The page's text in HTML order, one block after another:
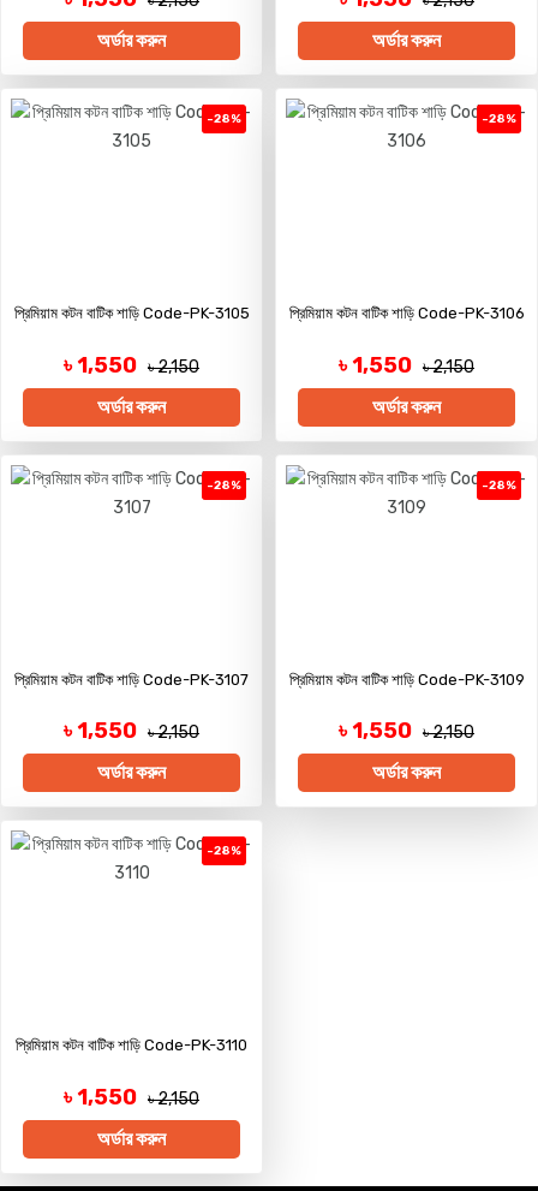
অর্ডার করুন অর্ডার করুন
-28%
প্রিমিয়াম কটন বাটিক শাড়ি Code-PK-3105
৳ 1,550 ৳ 2,150
অর্ডার করুন
-28%
প্রিমিয়াম কটন বাটিক শাড়ি Code-PK-3106
৳ 1,550 ৳ 2,150
অর্ডার করুন
-28%
প্রিমিয়াম কটন বাটিক শাড়ি Code-PK-3107
৳ 1,550 ৳ 2,150
অর্ডার করুন
-28%
প্রিমিয়াম কটন বাটিক শাড়ি Code-PK-3109
৳ 1,550 ৳ 2,150
অর্ডার করুন
-28%
প্রিমিয়াম কটন বাটিক শাড়ি Code-PK-3110
৳ 1,550 ৳ 2,150
অর্ডার করুন